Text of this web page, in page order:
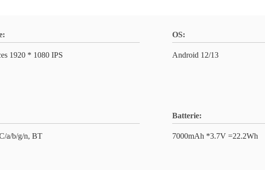
1920 * 1080 IPS
OS:
Android 12/13
a/b/g/n, BT
Batterie:
7000mAh *3.7V =22.2Wh